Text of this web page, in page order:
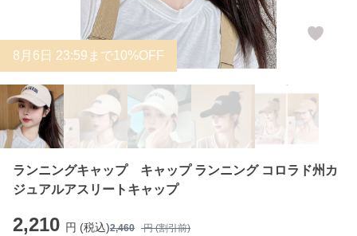
8 月 6 日 23:59まで10%OFF
ランニングキャップ キャップ ランニング コロラド州カ
ジュアルアスリートキャップ
2,210 円 (税込)2,460 円 (割引前)